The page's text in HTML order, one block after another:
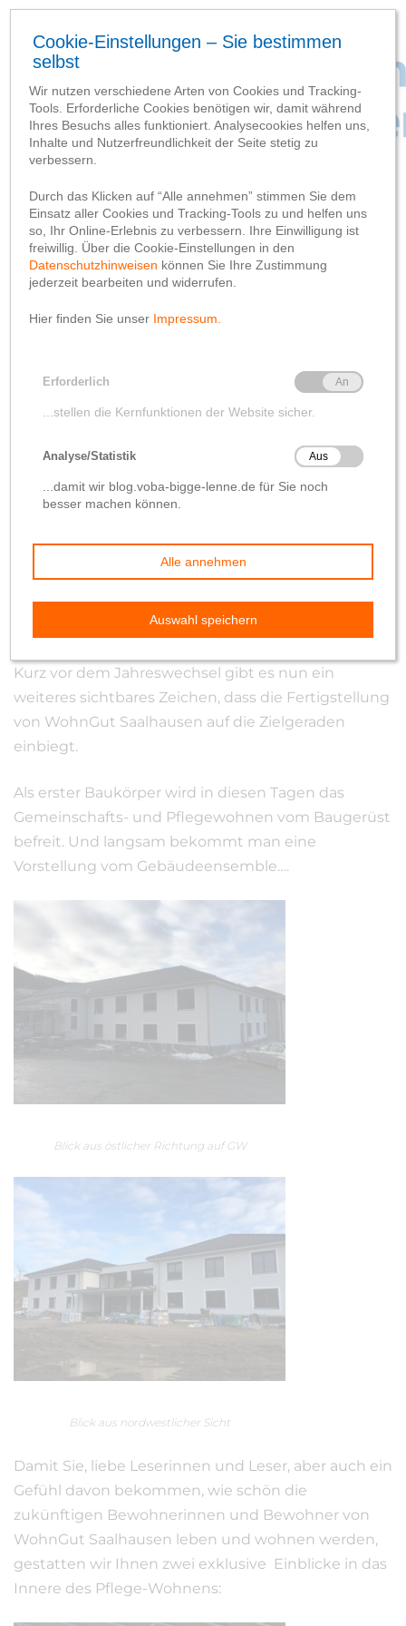
Entrüstung auf der
Baustelle
Wolfgang Hilleke 18. Dezember 2020
Kurz vor dem Jahreswechsel gibt es nun ein
weiteres sichtbares Zeichen, dass die Fertigstellung
von WohnGut Saalhausen auf die Zielgeraden
einbiegt.
Als erster Baukörper wird in diesen Tagen das
Gemeinschafts- und Pflegewohnen vom Baugerüst
befreit. Und langsam bekommt man eine
Vorstellung vom Gebäudeensemble….
Blick aus östlicher Richtung auf GW
Blick aus nordwestlicher Sicht
Damit Sie, liebe Leserinnen und Leser, aber auch ein
Gefühl davon bekommen, wie schön die
zukünftigen Bewohnerinnen und Bewohner von
WohnGut Saalhausen leben und wohnen werden,
gestatten wir Ihnen zwei exklusive Einblicke in das
Innere des Pflege-Wohnens: